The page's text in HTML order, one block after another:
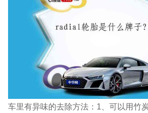
车里有异味的去除方法：1、可以用竹